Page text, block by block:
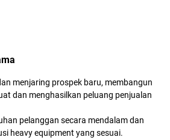
menjaring prospek baru, membangun
dan menghasilkan peluang penjualan
pelanggan secara mendalam dan
heavy equipment yang sesuai.